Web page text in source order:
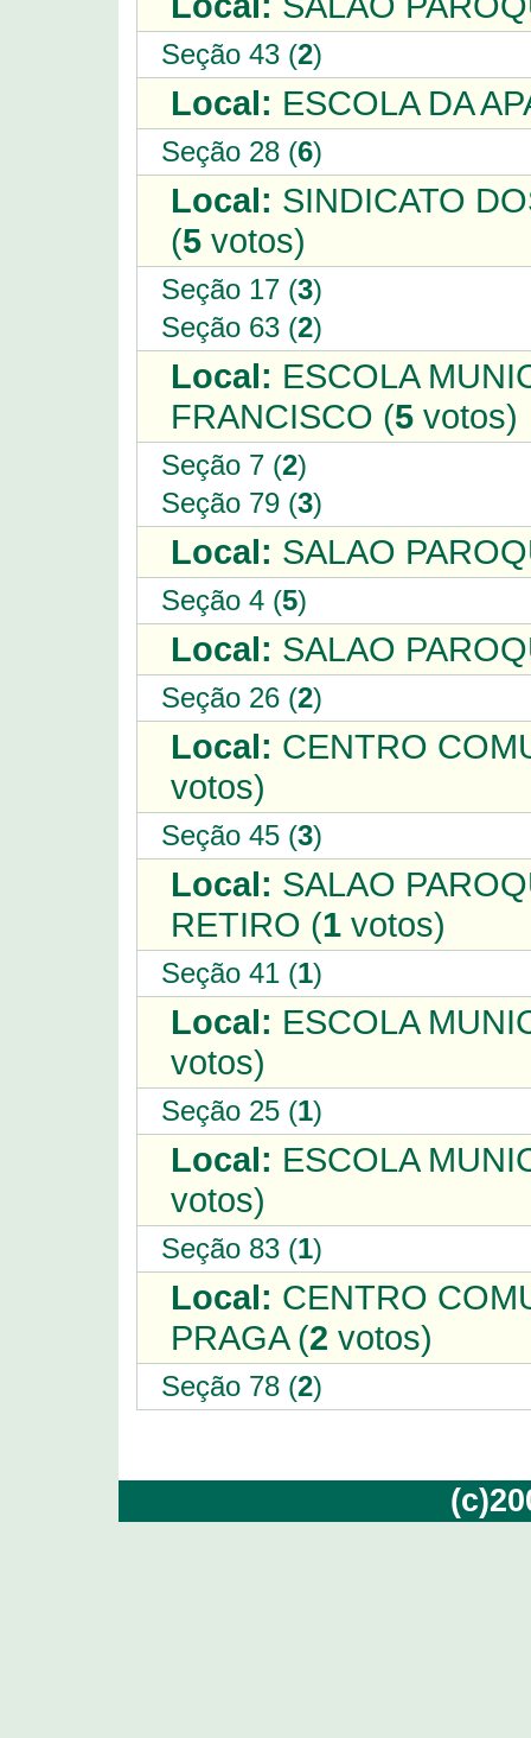
Seção 43 (2)
Local: ESCOLA DA
Seção 28 (6)
Local: SINDICATO
(5 votos)
Seção 17 (3)
Seção 63 (2)
Local: ESCOLA
FRANCISCO (5 votos)
Seção 7 (2)
Seção 79 (3)
Local: SALAO
Seção 4 (5)
Local: SALAO
Seção 26 (2)
Local: CENTRO
votos)
Seção 45 (3)
Local: SALAO
RETIRO (1 votos)
Seção 41 (1)
Local: ESCOLA
votos)
Seção 25 (1)
Local: ESCOLA
votos)
Seção 83 (1)
Local: CENTRO
PRAGA (2 votos)
Seção 78 (2)